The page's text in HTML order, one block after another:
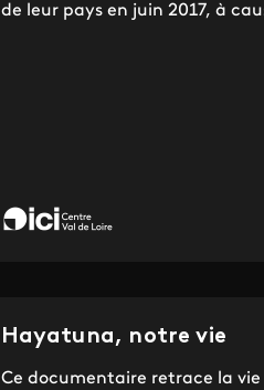
de leur pays en juin 2017, à
Hayatuna, notre vie
Ce documentaire retrace la